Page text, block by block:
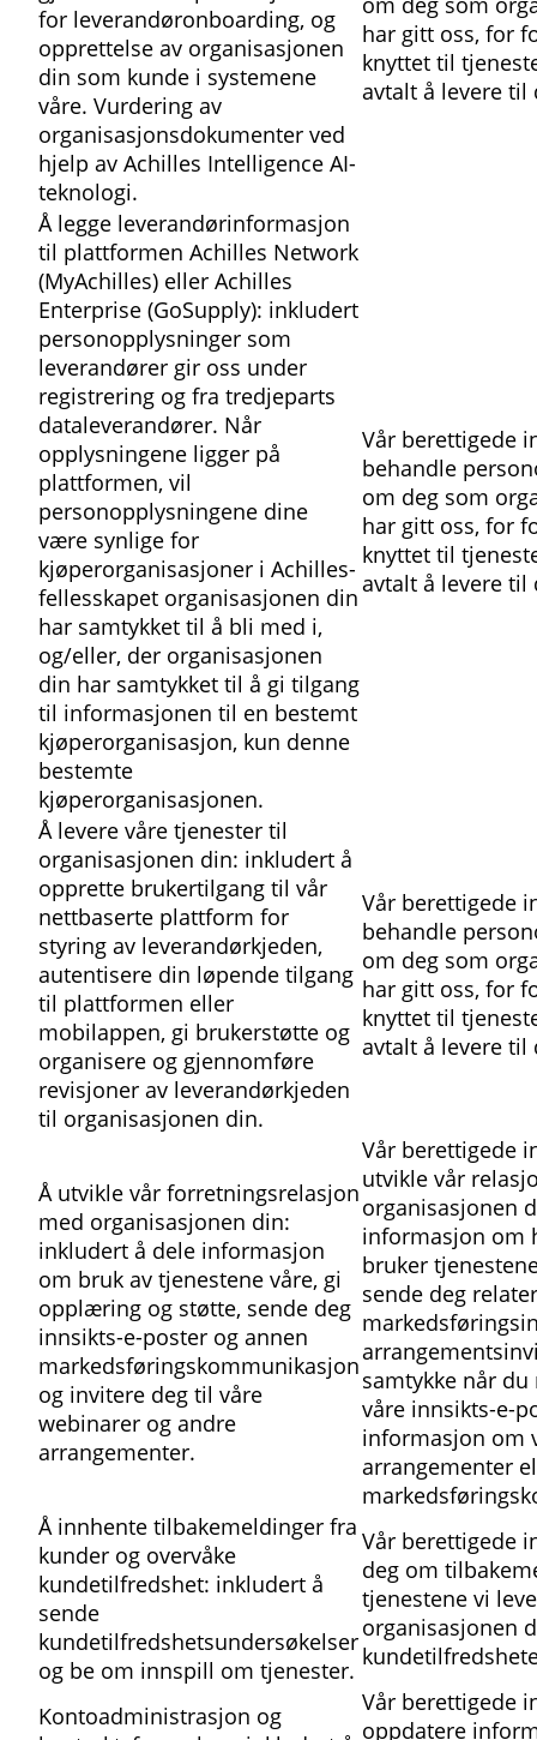
for leverandøronboarding, og
opprettelse av organisasjonen
din som kunde i systemene
våre. Vurdering av
organisasjonsdokumenter ved
hjelp av Achilles Intelligence AI-
teknologi.
har gitt oss, for
knyttet til
avtalt å levere til
Å legge leverandørinformasjon
til plattformen Achilles Network
(MyAchilles) eller Achilles
Enterprise (GoSupply): inkludert
personopplysninger som
leverandører gir oss under
registrering og fra tredjeparts
dataleverandører. Når
opplysningene ligger på
plattformen, vil
personopplysningene dine
være synlige for
kjøperorganisasjoner i Achilles-
fellesskapet organisasjonen din
har samtykket til å bli med i,
og/eller, der organisasjonen
din har samtykket til å gi tilgang
til informasjonen til en bestemt
kjøperorganisasjon, kun denne
bestemte
kjøperorganisasjonen.
Vår berettigede
behandle
om deg som
har gitt oss, for
knyttet til
avtalt å levere til
Å levere våre tjenester til
organisasjonen din: inkludert å
opprette brukertilgang til vår
nettbaserte plattform for
styring av leverandørkjeden,
autentisere din løpende tilgang
til plattformen eller
mobilappen, gi brukerstøtte og
organisere og gjennomføre
revisjoner av leverandørkjeden
til organisasjonen din.
Vår berettigede
behandle
om deg som
har gitt oss, for
knyttet til
avtalt å levere til
Å utvikle vår forretningsrelasjon
med organisasjonen din:
inkludert å dele informasjon
om bruk av tjenestene våre, gi
opplæring og støtte, sende deg
innsikts-e-poster og annen
markedsføringskommunikasjon
og invitere deg til våre
webinarer og andre
arrangementer.
Vår berettigede
utvikle vår
organisasjonen
informasjon om
bruker
sende deg
samtykke når
våre innsikts-e-
informasjon om
arrangementer
Å innhente tilbakemeldinger fra
kunder og overvåke
kundetilfredshet: inkludert å
sende
kundetilfredshetsundersøkelser
og be om innspill om tjenester.
Vår berettigede
deg om
tjenestene vi
organisasjonen
Kontoadministrasjon og
Vår berettigede
oppdatere